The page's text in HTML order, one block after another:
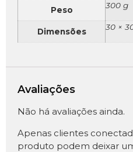
Peso 300 g
Dimensões 30 ×
Avaliações
Não há avaliações ainda.
Apenas clientes
produto podem deixar